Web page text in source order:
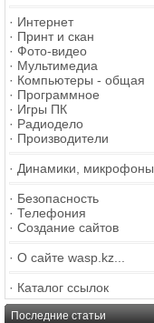
· Интернет
· Принт и скан
· Фото-видео
· Мультимедиа
· Компьютеры - общая
· Программное
· Игры ПК
· Радиодело
· Производители
· Динамики, микрофоны
· Безопасность
· Телефония
· Создание сайтов
· О сайте wasp.kz...
· Каталог ссылок
Последние статьи